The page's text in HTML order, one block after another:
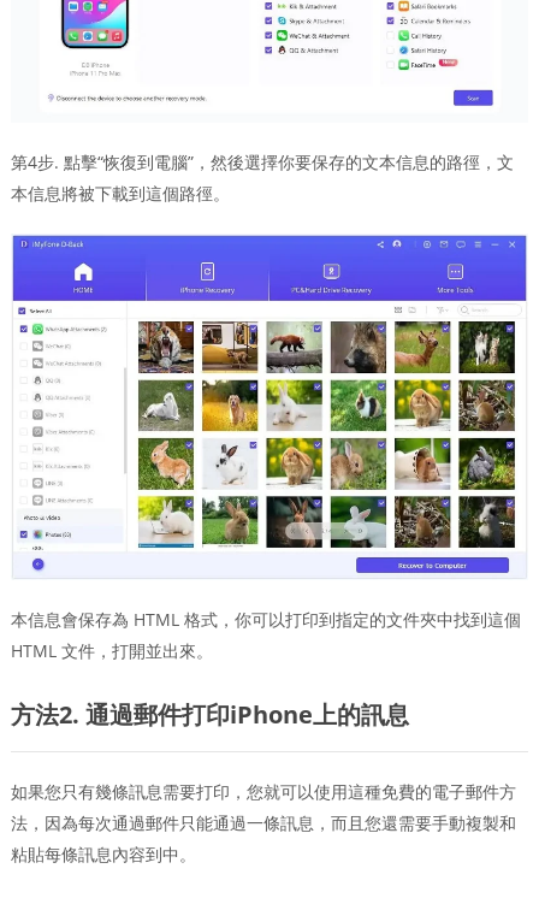
第4步. 點擊“恢復到電腦”，然後選擇你要保存的文本信息的路徑，文
本信息將被下載到這個路徑。
本信息會保存為 HTML 格式，你可以打印到指定的文件夾中找到這個
HTML 文件，打開並出來。
方法2. 通過郵件打印iPhone上的訊息
如果您只有幾條訊息需要打印，您就可以使用這種免費的電子郵件方
法，因為每次通過郵件只能通過一條訊息，而且您還需要手動複製和
粘貼每條訊息內容到中。